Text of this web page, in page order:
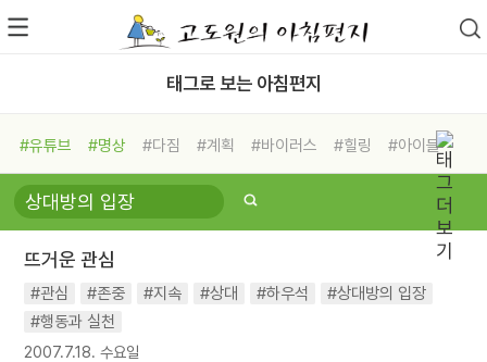
태그로 보는 아침편지
#유튜브 #명상 #다짐 #계획 #바이러스 #힐링
#아이들
#비전캠프
#독서캠프 #삶
#희망
#나눔 #친구 #링컨학교
#독서
#건강
뜨거운 관심
#관심 #존중 #지속 #상대 #하우석
#상대방의 입장
#행동과 실천
2007.7.18. 수요일